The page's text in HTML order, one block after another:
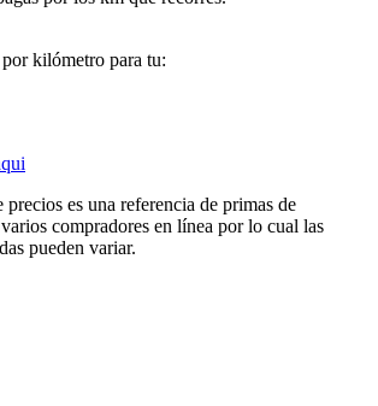
kilómetro para tu:
es una referencia de primas de
compradores en línea por lo cual las
pueden variar.